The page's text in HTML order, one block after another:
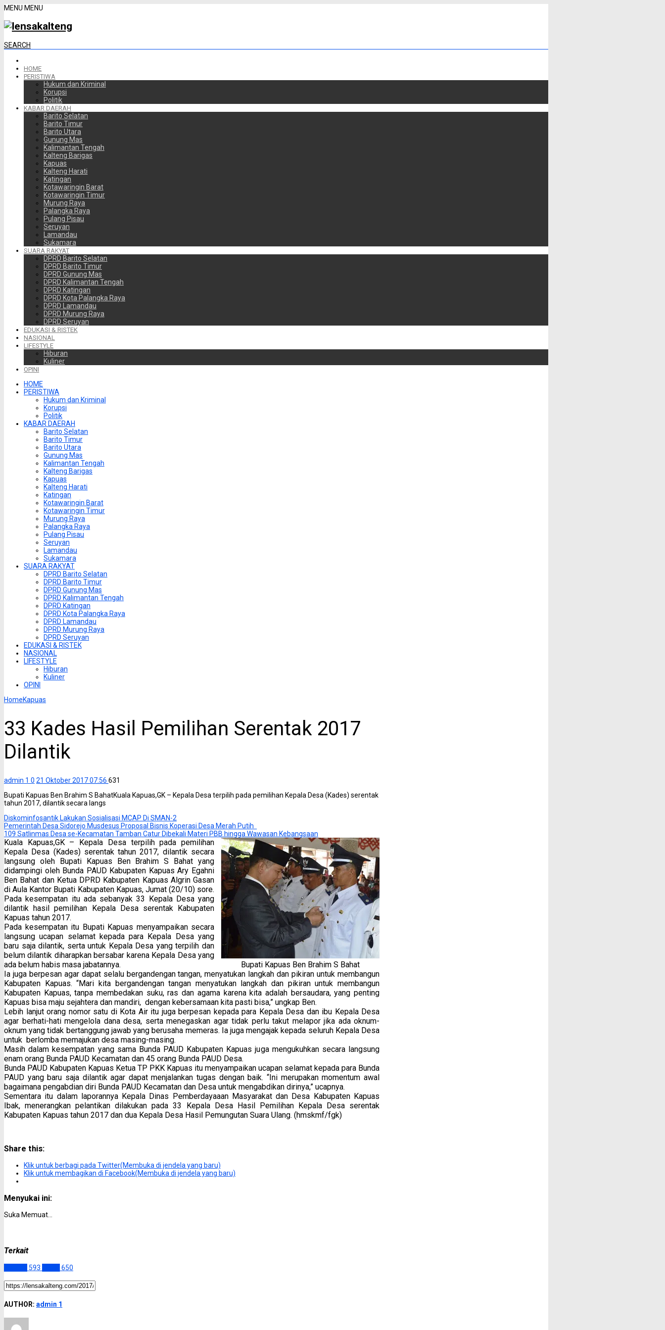
MENU MENU
SEARCH
HOME
PERISTIWA
Hukum dan Kriminal
Korupsi
Politik
KABAR DAERAH
Barito Selatan
Barito Timur
Barito Utara
Gunung Mas
Kalimantan Tengah
Kalteng Barigas
Kapuas
Kalteng Harati
Katingan
Kotawaringin Barat
Kotawaringin Timur
Murung Raya
Palangka Raya
Pulang Pisau
Seruyan
Lamandau
Sukamara
SUARA RAKYAT
DPRD Barito Selatan
DPRD Barito Timur
DPRD Gunung Mas
DPRD Kalimantan Tengah
DPRD Katingan
DPRD Kota Palangka Raya
DPRD Lamandau
DPRD Murung Raya
DPRD Seruyan
EDUKASI & RISTEK
NASIONAL
LIFESTYLE
Hiburan
Kuliner
OPINI
HOME
PERISTIWA
Hukum dan Kriminal
Korupsi
Politik
KABAR DAERAH
Barito Selatan
Barito Timur
Barito Utara
Gunung Mas
Kalimantan Tengah
Kalteng Barigas
Kapuas
Kalteng Harati
Katingan
Kotawaringin Barat
Kotawaringin Timur
Murung Raya
Palangka Raya
Pulang Pisau
Seruyan
Lamandau
Sukamara
SUARA RAKYAT
DPRD Barito Selatan
DPRD Barito Timur
DPRD Gunung Mas
DPRD Kalimantan Tengah
DPRD Katingan
DPRD Kota Palangka Raya
DPRD Lamandau
DPRD Murung Raya
DPRD Seruyan
EDUKASI & RISTEK
NASIONAL
LIFESTYLE
Hiburan
Kuliner
OPINI
HomeKapuas
33 Kades Hasil Pemilihan Serentak 2017
Dilantik
admin 1 0 21 Oktober 2017 07:56 631
Bupati Kapuas Ben Brahim S BahatKuala Kapuas,GK – Kepala Desa terpilih pada pemilihan Kepala Desa (Kades) serentak
tahun 2017, dilantik secara langs
Diskominfosantik Lakukan Sosialisasi MCAP Di SMAN-2
Pemerintah Desa Sidorejo Musdesus Proposal Bisnis Koperasi Desa Merah Putih
109 Satlinmas Desa se-Kecamatan Tamban Catur Dibekali Materi PBB hingga Wawasan Kebangsaan
Bupati Kapuas Ben Brahim S Bahat
Kuala Kapuas,GK – Kepala Desa terpilih pada pemilihan
Kepala Desa (Kades) serentak tahun 2017, dilantik secara
langsung oleh Bupati Kapuas Ben Brahim S Bahat yang
didampingi oleh Bunda PAUD Kabupaten Kapuas Ary Egahni
Ben Bahat dan Ketua DPRD Kabupaten Kapuas Algrin Gasan
di Aula Kantor Bupati Kabupaten Kapuas, Jumat (20/10) sore.
Pada kesempatan itu ada sebanyak 33 Kepala Desa yang
dilantik hasil pemilihan Kepala Desa serentak Kabupaten
Kapuas tahun 2017.
Pada kesempatan itu Bupati Kapuas menyampaikan secara
langsung ucapan selamat kepada para Kepala Desa yang
baru saja dilantik, serta untuk Kepala Desa yang terpilih dan
belum dilantik diharapkan bersabar karena Kepala Desa yang
ada belum habis masa jabatannya.
Ia juga berpesan agar dapat selalu bergandengan tangan, menyatukan langkah dan pikiran untuk membangun
Kabupaten Kapuas. “Mari kita bergandengan tangan menyatukan langkah dan pikiran untuk membangun
Kabupaten Kapuas, tanpa membedakan suku, ras dan agama karena kita adalah bersaudara, yang penting
Kapuas bisa maju sejahtera dan mandiri, dengan kebersamaan kita pasti bisa,” ungkap Ben.
Lebih lanjut orang nomor satu di Kota Air itu juga berpesan kepada para Kepala Desa dan ibu Kepala Desa
agar berhati-hati mengelola dana desa, serta menegaskan agar tidak perlu takut melapor jika ada oknum-
oknum yang tidak bertanggung jawab yang berusaha memeras. Ia juga mengajak kepada seluruh Kepala Desa
untuk berlomba memajukan desa masing-masing.
Masih dalam kesempatan yang sama Bunda PAUD Kabupaten Kapuas juga mengukuhkan secara langsung
enam orang Bunda PAUD Kecamatan dan 45 orang Bunda PAUD Desa.
Bunda PAUD Kabupaten Kapuas Ketua TP PKK Kapuas itu menyampaikan ucapan selamat kepada para Bunda
PAUD yang baru saja dilantik agar dapat menjalankan tugas dengan baik. “Ini merupakan momentum awal
bagaimana pengabdian diri Bunda PAUD Kecamatan dan Desa untuk mengabdikan dirinya,” ucapnya.
Sementara itu dalam laporannya Kepala Dinas Pemberdayaaan Masyarakat dan Desa Kabupaten Kapuas
Ibak, menerangkan pelantikan dilakukan pada 33 Kepala Desa Hasil Pemilihan Kepala Desa serentak
Kabupaten Kapuas tahun 2017 dan dua Kepala Desa Hasil Pemungutan Suara Ulang. (hmskmf/fgk)
Share this:
Klik untuk berbagi pada Twitter(Membuka di jendela yang baru)
Klik untuk membagikan di Facebook(Membuka di jendela yang baru)
Menyukai ini:
Suka Memuat...
Terkait
593 650
AUTHOR: admin 1